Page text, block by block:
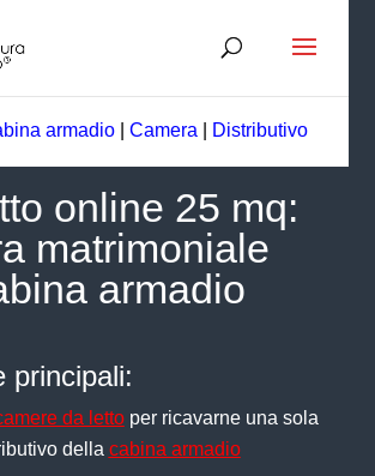
armadio| Camera Distributivo
online 25 mq:
matrimoniale
armadio
principali:
da lettoper ricavarne una sola
della cabina armadio